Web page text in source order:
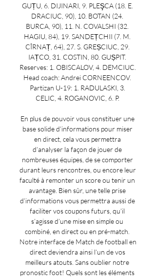
GUȚU, 6. DIJINARI, 9. PLEŞCA (18. E.
DRACIUC, 90), 10. BOTAN (24.
BURCA, 90), 11. N. COVALSHI (32.
HAGIU, 84), 19. SANDEȚCHII (7. M.
CÎRNAȚ, 64), 27. S. GREȘCIUC, 29.
IAȚCO, 31. COSTIN, 80. GUȘPIT.
Reserves: 1. OBISCALOV, 4. DEMCIUC.
Head coach: Andrei CORNEENCOV.
Partizan U-19: 1. RADULASKI, 3.
CELIC, 4. ROGANOVIC, 6. P.
En plus de pouvoir vous constituer une
base solide d’informations pour miser
en direct, cela vous permettra
d’analyser la façon de jouer de
nombreuses équipes, de se comporter
durant leurs rencontres, ou encore leur
faculté à remonter un score ou tenir un
avantage. Bien sûr, une telle prise
d’informations vous permettra aussi de
faciliter vos coupons futurs, qu’il
s’agisse d’une mise en simple ou
combiné, en direct ou en pré-match.
Notre interface de Match de football en
direct deviendra ainsi l’un de vos
meilleurs atouts. Sans oublier notre
pronostic foot! Quels sont les éléments